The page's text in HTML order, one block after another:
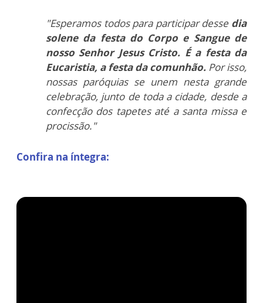
"Esperamos todos para participardesse dia
solene da festa do Corpo e Sangue de
nosso Senhor Jesus Cristo. Éa festa da
Eucaristia, a festa da comunhão. Por isso,
nossas paróquias se unem nesta grande
celebração, junto de toda a cidade, desde a
confecção dos tapetes até a santa missa e
procissão."
Confira na íntegra: